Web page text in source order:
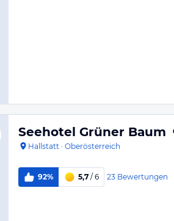
Seehotel Grüner Baum
Hallstatt · Oberösterreich
92% 5,7 / 6 23 Bewertungen